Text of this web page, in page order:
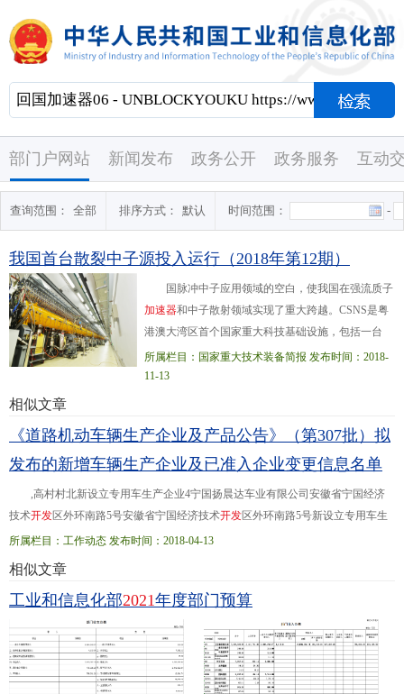
部门户网站 新闻发布 政务公开 政务服务 互动
查询范围： 全部 排序方式： 默认 时间范围： -
我国首台散裂中子源投入运行（2018年第12期）
国脉冲中子应用领域的空白，使我国在强流质子
加速器和中子散射领域实现了重大跨越。CSNS是粤
港澳大湾区首个国家重大科技基础设施，包括一台
8000万电子伏特负氢离子直线加速 器、一台16亿电子
伏特快循环同步
加速器、靶站、谱仪等方面取得了一系列重大突破。
如创新性地采用较低能量的直线加速器+快循环同步
所属栏目：国家重大技术装备简报 发布时间：2018-
11-13
相似文章
《道路机动车辆生产企业及产品公告》（第307批）拟
发布的新增车辆生产企业及已准入企业变更信息名单
,高村村北新设立专用车生产企业4宁国扬晨达车业有限公司安徽省宁国经济
技术开发区外环南路5号安徽省宁国经济技术开发区外环南路5号新设立专用车生
产企业5安徽财富汽车有限公司安徽省 合 肥市
二层安徽...经济
汽车股份有限公司注册地址安徽省合肥市 葛淝路97号安徽省
所属栏目：工作动态 发布时间：2018-04-13
相似文章
工业和信息化部2021年度部门预算